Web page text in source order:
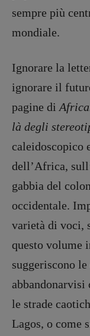
sempre più
mondiale.
Ignorare la
ignorare il
pagine di
là degli
caleidoscopico
dell’Africa,
gabbia del
occidentale.
varietà di voci,
questo volume
suggeriscono
abbandonarvisi
le strade
Lagos, o come